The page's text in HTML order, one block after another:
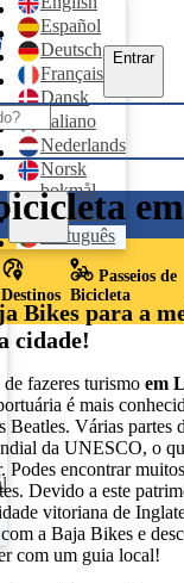
Español
Deutsch
Français
Dansk
Italiano
Nederlands
Norsk
bokmål
Svenska
Português
Entrar
Entrar
Destinos
Passeios de
Bicicleta
em
Bikes para a
cidade!
fazeres turismo em
é mais
Beatles. Várias partes
da UNESCO, o
Podes encontrar
Devido a este
vitoriana de
a Baja Bikes e
com um guia local!